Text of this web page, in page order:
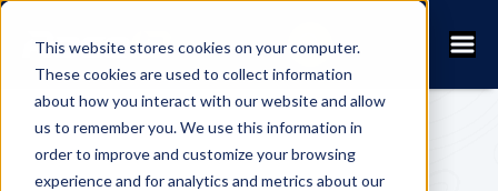
This website stores cookies on your computer.
These cookies are used to collect information
about how you interact with our website and allow
us to remember you. We use this information in
order to improve and customize your browsing
experience and for analytics and metrics about our